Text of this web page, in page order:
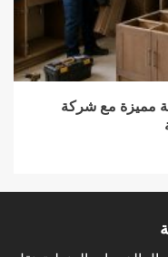
مميزة مع شركة